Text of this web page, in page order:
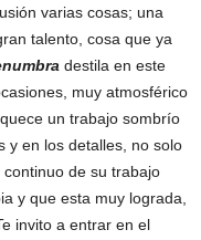
varias cosas; una
talento, cosa que ya
destila en este
muy atmosférico
un trabajo sombrío
y en los detalles, no solo
de su trabajo
y que esta muy lograda,
invito a entrar en el